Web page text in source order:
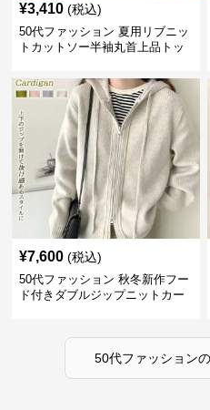
¥3,410 (税込)
50代ファッション 夏用リブニッ
トカットソー半袖丸首上品トッ
¥7,600 (税込)
50代ファッション 秋冬新作フー
ド付きダブルジップニットカー
50代ファッションの